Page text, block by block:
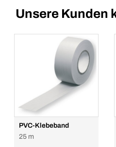
Unsere Kunden
PVC-Klebeband
25 m